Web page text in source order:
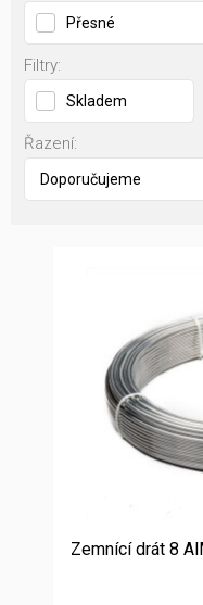
Přesné
Filtry:
Skladem
Řazení:
Zemnící drát 8